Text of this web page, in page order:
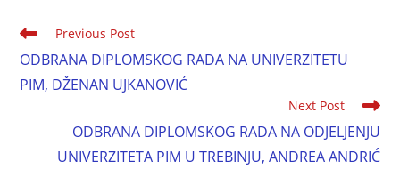
Previous Post
ODBRANA DIPLOMSKOG RADA NA UNIVERZITETU
PIM, DŽENAN UJKANOVIĆ
Next Post
ODBRANA DIPLOMSKOG RADA NA ODJELJENJU
UNIVERZITETA PIM U TREBINJU, ANDREA ANDRIĆ